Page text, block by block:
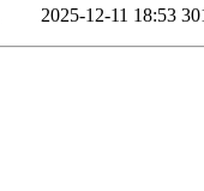
2025-12-11 18:53